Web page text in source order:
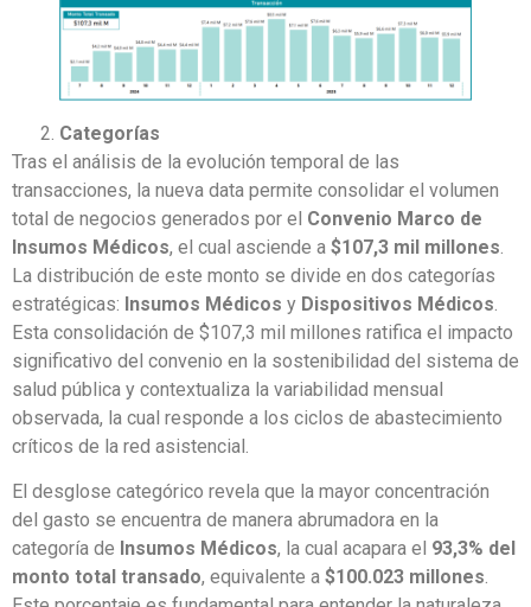
Categorías
Tras el análisis de la evolución temporal de las
transacciones, la nueva data permite consolidar el volumen
total de negocios generados por el Convenio Marco de
Insumos Médicos, el cual asciende a $107,3 mil millones.
La distribución de este monto se divide en dos categorías
estratégicas: Insumos Médicos y Dispositivos Médicos.
Esta consolidación de $107,3 mil millones ratifica el impacto
significativo del convenio en la sostenibilidad del sistema de
salud pública y contextualiza la variabilidad mensual
observada, la cual responde a los ciclos de abastecimiento
críticos de la red asistencial.
El desglose categórico revela que la mayor concentración
del gasto se encuentra de manera abrumadora en la
categoría de Insumos Médicos, la cual acapara el 93,3% del
monto total transado, equivalente a $100.023 millones.